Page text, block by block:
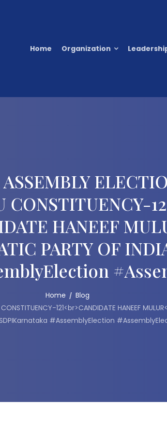
Home Organization
CONSTITUENCY-
HANEEF
PARTY OF
Home
Blog
121<br>CANDIDATE HANEEF
#AssemblyElection